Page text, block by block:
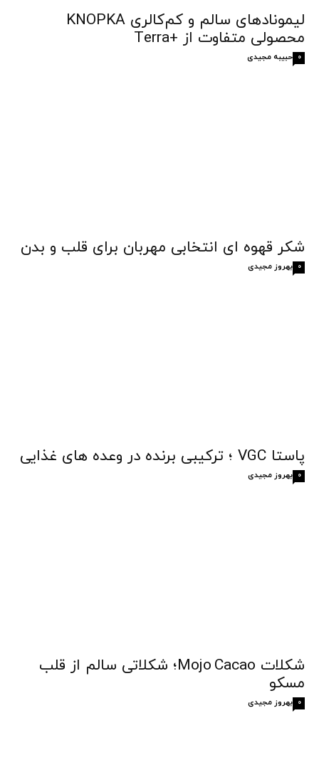
لیمونادهای سالم و کم‌کالری KNOPKA
محصولی متفاوت از +Terra
حبیبه مجیدی 0
شکر قهوه‌ ای انتخابی مهربان برای قلب و بدن
بهروز مجیدی 0
پاستا VGC ؛ ترکیبی برنده در وعده های غذایی
بهروز مجیدی 0
شکلات Mojo Cacao؛ شکلاتی سالم از قلب
مسکو
بهروز مجیدی 0